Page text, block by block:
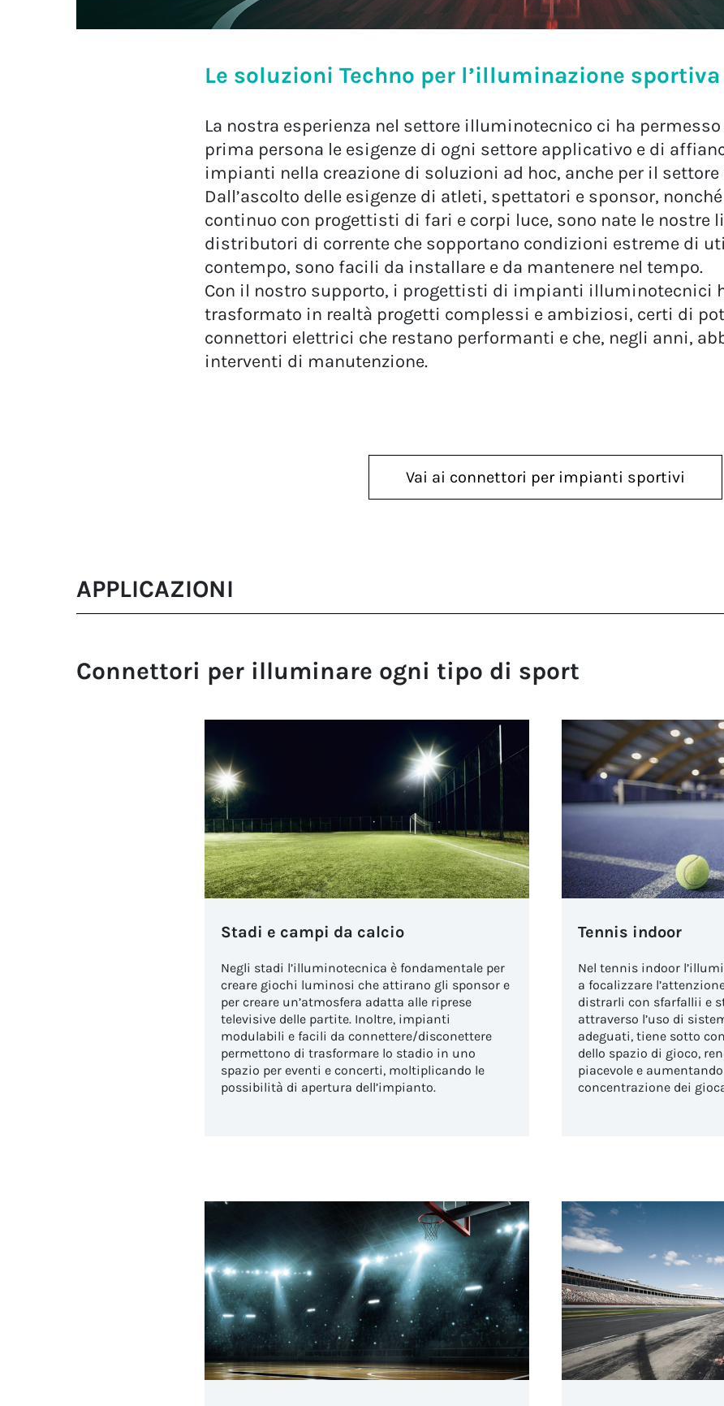
Le soluzioni Techno per l’illuminazione sportiva
La nostra esperienza nel settore illuminotecnico ci ha
prima persona le esigenze di ogni settore applicativo e di
impianti nella creazione di soluzioni ad hoc, anche per il
Dall’ascolto delle esigenze di atleti, spettatori e sponsor,
continuo con progettisti di fari e corpi luce, sono nate le nostre
distributori di corrente che sopportano condizioni estreme di
contempo, sono facili da installare e da mantenere nel tempo.
Con il nostro supporto, i progettisti di impianti illuminotecnici
trasformato in realtà progetti complessi e ambiziosi, certi di
connettori elettrici che restano performanti e che, negli anni,
interventi di manutenzione.
Vai ai connettori per impianti sportivi
APPLICAZIONI
Connettori per illuminare ogni tipo di sport
Stadi e campi da calcio
Negli stadi l’illuminotecnica è fondamentale per
creare giochi luminosi che attirano gli sponsor e
per creare un’atmosfera adatta alle riprese
televisive delle partite. Inoltre, impianti
modulabili e facili da connettere/disconettere
permettono di trasformare lo stadio in uno
spazio per eventi e concerti, moltiplicando le
possibilità di apertura dell’impianto.
Tennis indoor
Nel tennis indoor
a focalizzare
distrarli con sfarfallii e
attraverso l’uso di
adeguati, tiene sotto
dello spazio di gioco,
piacevole e
concentrazione dei